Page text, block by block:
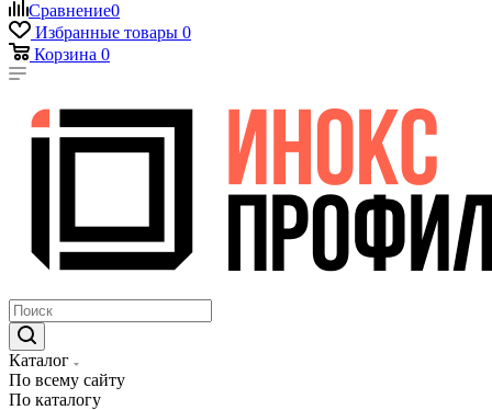
Сравнение0
Избранные товары 0
Корзина 0
Каталог
По всему сайту
По каталогу